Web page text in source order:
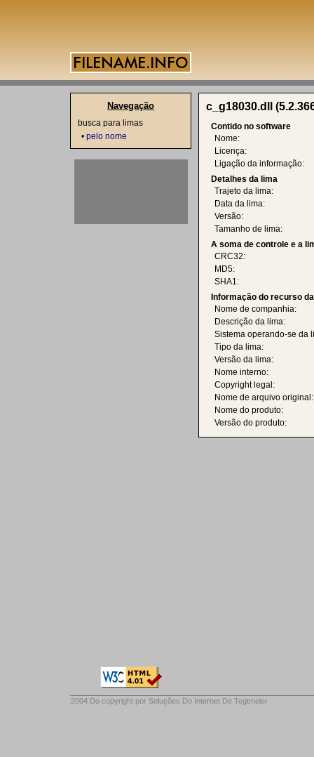
c_g18030.dll
Contido no software
Nome:
Licença:
Ligação da informação:
Detalhes da lima
Trajeto da lima:
Data da lima:
Versão:
Tamanho de lima:
A soma de controle e a
CRC32:
MD5:
SHA1:
Informação do recurso
Nome de companhia:
Descrição da lima:
Sistema operando-se da
Tipo da lima:
Versão da lima:
Nome interno:
Copyright legal:
Nome de arquivo original:
Nome do produto:
Versão do produto:
Navegação
busca para limas
• pelo nome
2004 Do copyright por Soluções Do Internet De Tegtmeier